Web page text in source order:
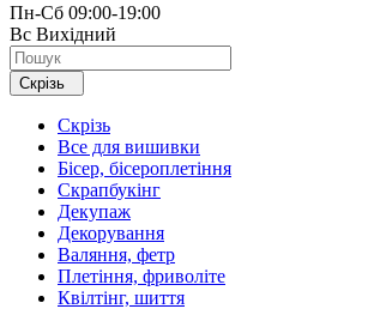
Пн-Сб 09:00-19:00
Вс Вихідний
Скрізь
Скрізь
Все для вишивки
Бісер, бісероплетіння
Скрапбукінг
Декупаж
Декорування
Валяння, фетр
Плетіння, фриволіте
Квілтінг, шиття